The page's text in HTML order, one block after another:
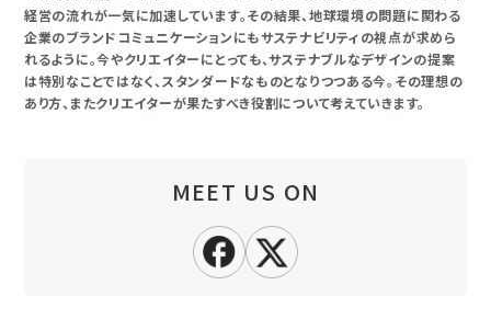
経営の流れが一気に加速しています。その結果、地球環境の問題に関わる
企業のブランドコミュニケーションにもサステナビリティの視点が求めら
れるように。今やクリエイターにとっても、サステナブルなデザインの提案
は特別なことではなく、スタンダードなものとなりつつある今。その理想の
あり方、またクリエイターが果たすべき役割について考えていきます。
MEET US ON